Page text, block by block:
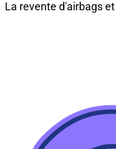
La revente d'airbags